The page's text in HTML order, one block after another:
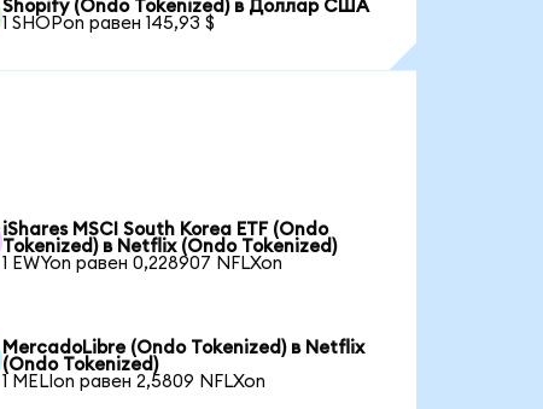
Shopify (Ondo Tokenized) в Доллар США
1 SHOPon равен 145,93 $
iShares MSCI South Korea ETF (Ondo
Tokenized) в Netflix (Ondo Tokenized)
1 EWYon равен 0,228907 NFLXon
MercadoLibre (Ondo Tokenized) в Netflix
(Ondo Tokenized)
1 MELIon равен 2,5809 NFLXon